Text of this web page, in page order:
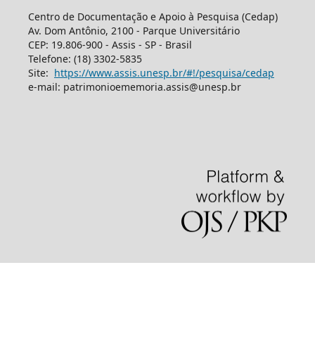
Centro de Documentação e Apoio à Pesquisa (Cedap)
Av. Dom Antônio, 2100 - Parque Universitário
CEP: 19.806-900 - Assis - SP - Brasil
Telefone: (18) 3302-5835
Site: https://www.assis.unesp.br/#!/pesquisa/cedap
e-mail: patrimonioememoria.assis@unesp.br